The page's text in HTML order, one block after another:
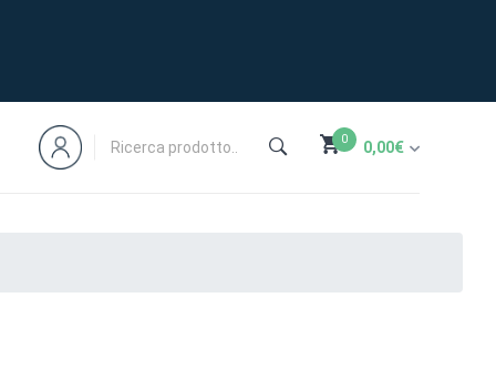
0 0,00€